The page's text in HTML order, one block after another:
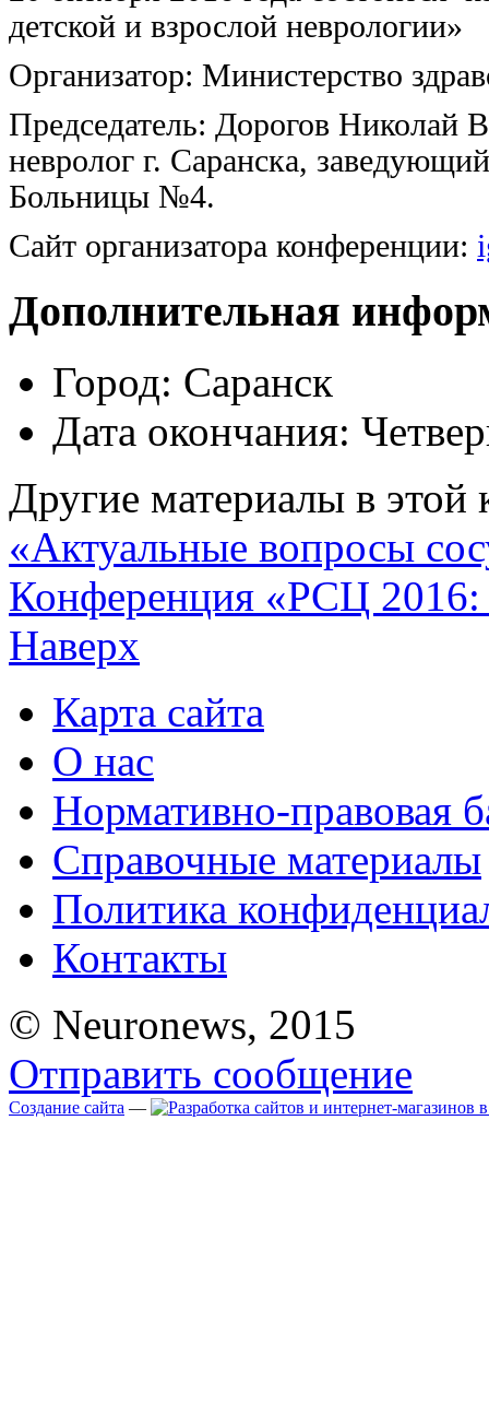
детской и взрослой неврологии»
Организатор: Министерство
Председатель: Дорогов Николай
невролог г. Саранска,
Больницы №4.
Сайт организатора конференции:
Дополнительная
Город: Саранск
Дата окончания:
Другие материалы в этой
«Актуальные вопросы
Конференция «РСЦ 2016:
Наверх
Карта сайта
О нас
Нормативно-правовая
Справочные материалы
Политика
Контакты
© Neuronews, 2015
Отправить сообщение
Создание сайта —